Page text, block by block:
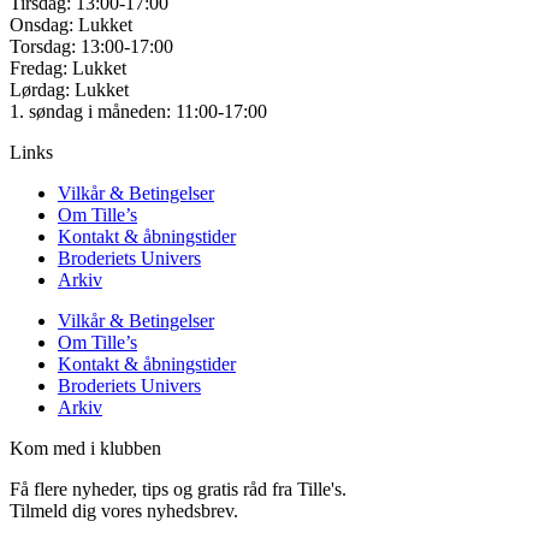
Onsdag: Lukket
Torsdag: 13:00-17:00
Fredag: Lukket
Lørdag: Lukket
1. søndag i måneden: 11:00-17:00
Links
Vilkår & Betingelser
Om Tille’s
Kontakt & åbningstider
Broderiets Univers
Arkiv
Vilkår & Betingelser
Om Tille’s
Kontakt & åbningstider
Broderiets Univers
Arkiv
Kom med i klubben
Få flere nyheder, tips og gratis råd fra Tille's.
Tilmeld dig vores nyhedsbrev.